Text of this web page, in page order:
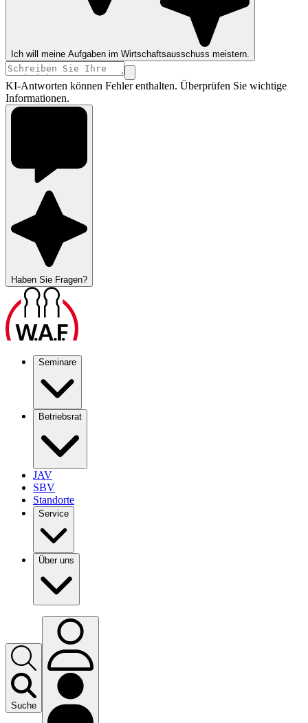
Ich will meine Aufgaben im Wirtschaftsausschuss meistern.
KI-Antworten können Fehler enthalten. Überprüfen Sie wichtige
Informationen.
Haben Sie Fragen?
Seminare
Betriebsrat
JAV
SBV
Standorte
Service
Über uns
Suche